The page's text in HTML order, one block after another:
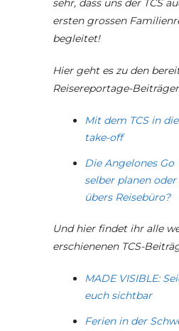
sehr, dass uns der TCS
ersten grossen
begleitet!
Hier geht es zu den
Reisereportage-
Mit dem TCS in
take-off
Die Angelones Go
selber planen
übers Reisebüro?
Und hier findet ihr alle
erschienenen TCS-
MADE VISIBLE:
euch sichtbar
Ferien in der